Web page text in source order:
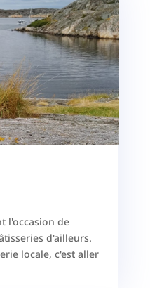
l'occasion de
d'ailleurs.
locale, c'est aller